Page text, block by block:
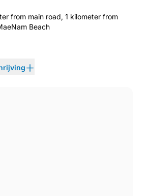
from main road, 1 kilometer from
Beach
at 179.000€ include aircons, kitchen